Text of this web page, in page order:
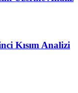
Kısım Analizi